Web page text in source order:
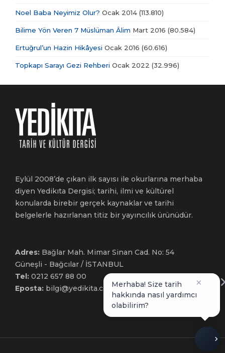
Noel Baba Neyimiz Olur? Ocak 2014 (113.810)
Bilime Yön Veren 7 Müslüman Âlim Mart 2016 (80.584)
Ertuğrul’un Hazin Hikâyesi Ocak 2016 (60.616)
Topkapı Sarayı Gezi Rehberi Ocak 2022 (32.996)
Eylül 2008’de çıkan ilk sayısı ile okurlarına merhaba
diyen Yedikıta Dergisi; tarihi, ilmi ve kültürel
konularda birebir gerçek kaynaklar ve tarihi
belgelerle hazırlanan titiz bir yayıncılık ürünüdür.
Adres: Bağlar Mah. Mimar Sinan Cad. No: 54
Güneşli - Bağcılar / İSTANBUL
Tel: 0212 657 88 00
Eposta: bilgi@yedikita.com.tr
×
Merhaba! Size tarih
hakkında nasıl yardımcı
olabilirim?